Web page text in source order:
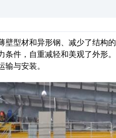
壁型材和异形钢、减少了结构
条件，自重减轻和美观了外形
输与安装。